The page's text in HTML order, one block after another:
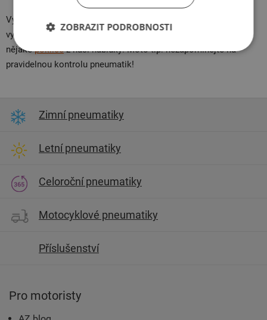
Vybrali jste si to, co potřebujete? Máme radost! Aby vaše auto
vypadalo skutečně perfektně, vyberte si třeba ještě
nějaképoklicez naší nabídky! Moto-tip: nezapomínejte na
pravidelnou kontrolu pneumatik!
Zimní pneumatiky
Letní pneumatiky
Celoroční pneumatiky
Motocyklové pneumatiky
Příslušenství
Pro motoristy
ZOBRAZIT PODROBNOSTI